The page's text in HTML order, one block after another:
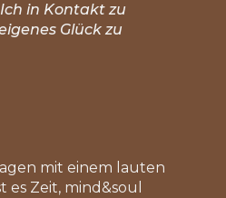
in Kontakt zu
Glück zu
mit einem lauten
es Zeit, mind&soul